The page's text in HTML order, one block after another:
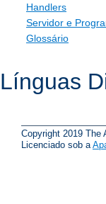
Handlers
Servidor e
Glossário
Línguas
Copyright 2019 The
Licenciado sob a